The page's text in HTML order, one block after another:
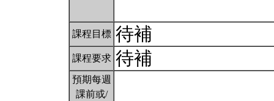
課程目標 待補
課程要求 待補
預期每週
課前或/